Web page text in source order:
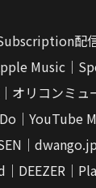
配
Music｜
オリコンミュ
｜YouTube
｜
DEEZER｜